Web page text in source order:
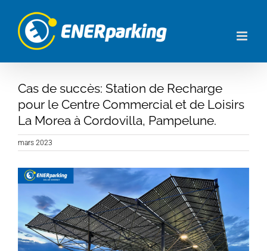
content
Cas de succès: Station de Recharge
pour le Centre Commercial et de Loisirs
La Morea à Cordovilla, Pampelune.
mars 2023
View
Larger
Image